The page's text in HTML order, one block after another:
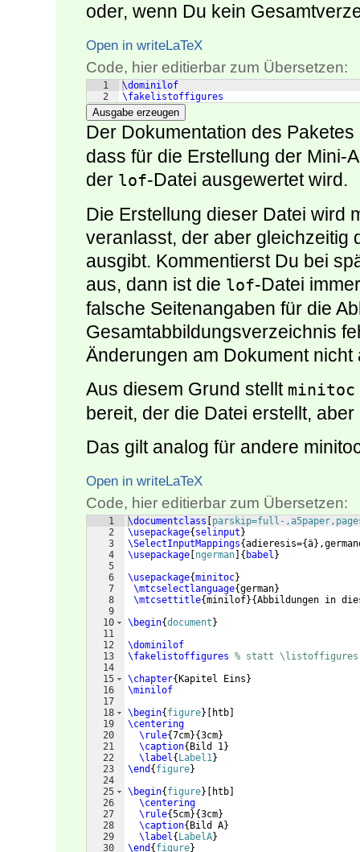
oder, wenn Du kein
Open in writeLaTeX
Code, hier editierbar zum Übersetzen:
1
2
\dominilof
\fakelistoffigures
Ausgabe erzeugen
Der Dokumentation des Paketes
dass für die Erstellung der Mini-
der lof-Datei ausgewertet wird.
Die Erstellung dieser Datei wird
veranlasst, der aber gleichzeitig
ausgibt. Kommentierst Du bei
aus, dann ist die lof-Datei
falsche Seitenangaben für die
Gesamtabbildungsverzeichnis
Änderungen am Dokument nicht
Aus diesem Grund stellt minitoc
bereit, der die Datei erstellt,
Das gilt analog für andere
Open in writeLaTeX
Code, hier editierbar zum Übersetzen:
1
2
3
4
5
6
7
8
9
10
11
12
13
14
15
16
17
18
19
20
21
22
23
24
25
26
27
28
29
30
\documentclass
parskip=full-
\usepackage{ selinput }
\SelectInputMappings{adieresis={ä}
\usepackage ngerman { babel }
\usepackage{minitoc}
\mtcselectlanguage{german}
\mtcsettitle{minilof}{Abbildungen in
\begin{document }
\dominilof
\fakelistoffigures % statt \listoffigures
\chapter{ Kapitel Eins }
\minilof
\begin{ figure} htb
\centering
\rule{7cm}{3cm}
\caption{ Bild 1}
\label{ Label1}
\end { figure}
\begin{ figure} htb
\centering
\rule{5cm}{3cm}
\caption{ Bild A}
\label{ LabelA}
\end { figure}